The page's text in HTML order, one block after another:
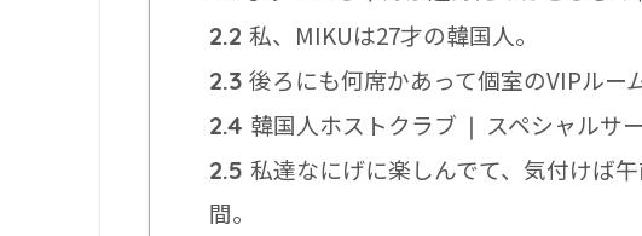
2.2 私、MIKUは27才の韓国人。
2.3 後ろにも何席かあって個室のVIPルー
2.4 韓国人ホストクラブ ❘ スペシャルサ
2.5 私達なにげに楽しんでて、気付けば
間。